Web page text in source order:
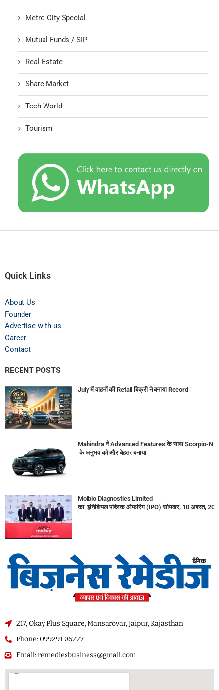
Metro City Special
Mutual Funds / SIP
Real Estate
Share Market
Tech World
Tourism
Quick Links
About Us
Founder
Advertise with us
Career
Contact
RECENT POSTS
July में वाहनों की Retail बिक्री ने बनाया Record
Mahindra ने Advanced Features के साथ Scorpio-N
के अनुभव को और बेहतर बनाया
Molbio Diagnostics Limited
का इनिशियल पब्लिक ऑफरिंग (IPO) सोमवार, 10 अगस्त,
217, Okay Plus Square, Mansarovar, Jaipur, Rajasthan
Phone: 099291 06227
Email: remediesbusiness@gmail.com